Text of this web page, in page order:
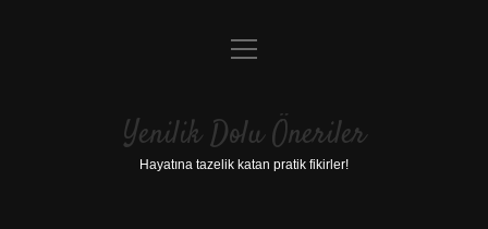
Anasayfa
Yasal Uyarı
menüyü
Yenilik Dolu Öneriler
Hayatına tazelik katan pratik fikirler!